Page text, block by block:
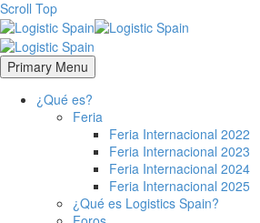
Scroll Top
Primary Menu
¿Qué es?
Feria
Feria Internacional 2022
Feria Internacional 2023
Feria Internacional 2024
Feria Internacional 2025
¿Qué es Logistics Spain?